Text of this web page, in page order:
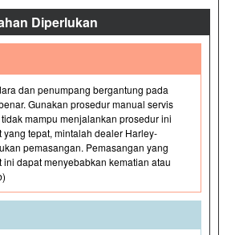
Diperlukan
dan penumpang bergantung pada
Gunakan prosedur manual servis
mampu menjalankan prosedur ini
tepat, mintalah dealer Harley-
pemasangan. Pemasangan yang
dapat menyebabkan kematian atau